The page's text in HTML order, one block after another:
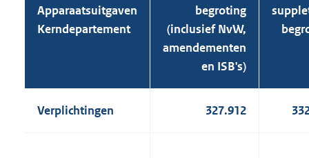
Apparaatsuitgaven
Kerndepartement
begroting
(inclusief NvW,
amendementen
en ISB's)
Verplichtingen 327.912